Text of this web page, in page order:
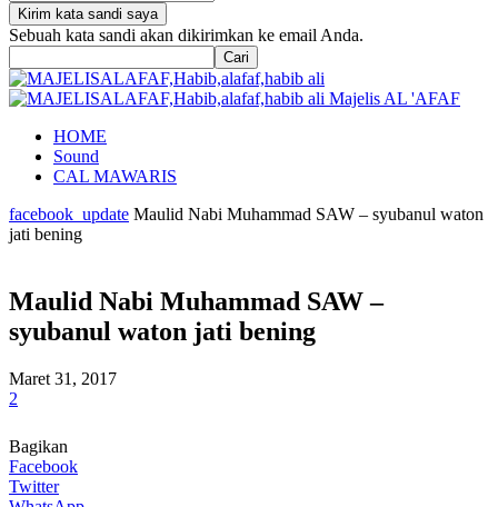
Sebuah kata sandi akan dikirimkan ke email Anda.
Majelis AL 'AFAF
HOME
Sound
CAL MAWARIS
facebook_update Maulid Nabi Muhammad SAW – syubanul waton
jati bening
Maulid Nabi Muhammad SAW –
syubanul waton jati bening
Maret 31, 2017
2
Bagikan
Facebook
Twitter